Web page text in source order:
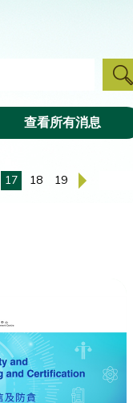
查看所有消息
17 18 19